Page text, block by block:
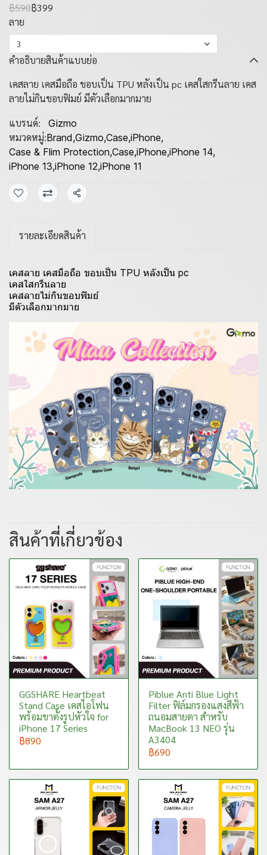
฿590฿399
ลาย
3
คำอธิบายสินค้าแบบย่อ
เคสลาย เคสมือถือ ขอบเป็น TPU หลังเป็น pc เคสใสกรีนลาย เคส
ลายไม่กินขอบฟิมย์ มีตัวเลือกมากมาย
แบรนด์:
Gizmo
หมวดหมู่:Brand,Gizmo,Case,iPhone,
Case & Flim Protection,Case,iPhone,iPhone 14,
iPhone 13,iPhone 12,iPhone 11
แชร์
รายละเอียดสินค้า
เคสลาย เคสมือถือ ขอบเป็น TPU หลังเป็น pc
เคสใสกรีนลาย
เคสลายไม่กินขอบฟิมย์
มีตัวเลือกมากมาย
สินค้าที่เกี่ยวข้อง
GGSHARE Heartbeat
Stand Case เคสไอโฟน
พร้อมขาตั้งรูปหัวใจ for
iPhone 17 Series
฿890
Piblue Anti Blue Light
Filter ฟิล์มกรองแสงสีฟ้า
ถนอมสายตา สำหรับ
MacBook 13 NEO รุ่น
A3404
฿690